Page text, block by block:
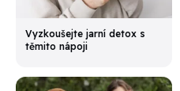
Vyzkoušejte jarní detox s
těmito nápoji